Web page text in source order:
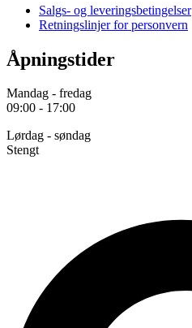
Salgs- og leveringsbetingelser
Retningslinjer for personvern
Åpningstider
Mandag - fredag
09:00 - 17:00
Lørdag - søndag
Stengt